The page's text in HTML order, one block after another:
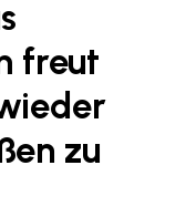
freut
zu